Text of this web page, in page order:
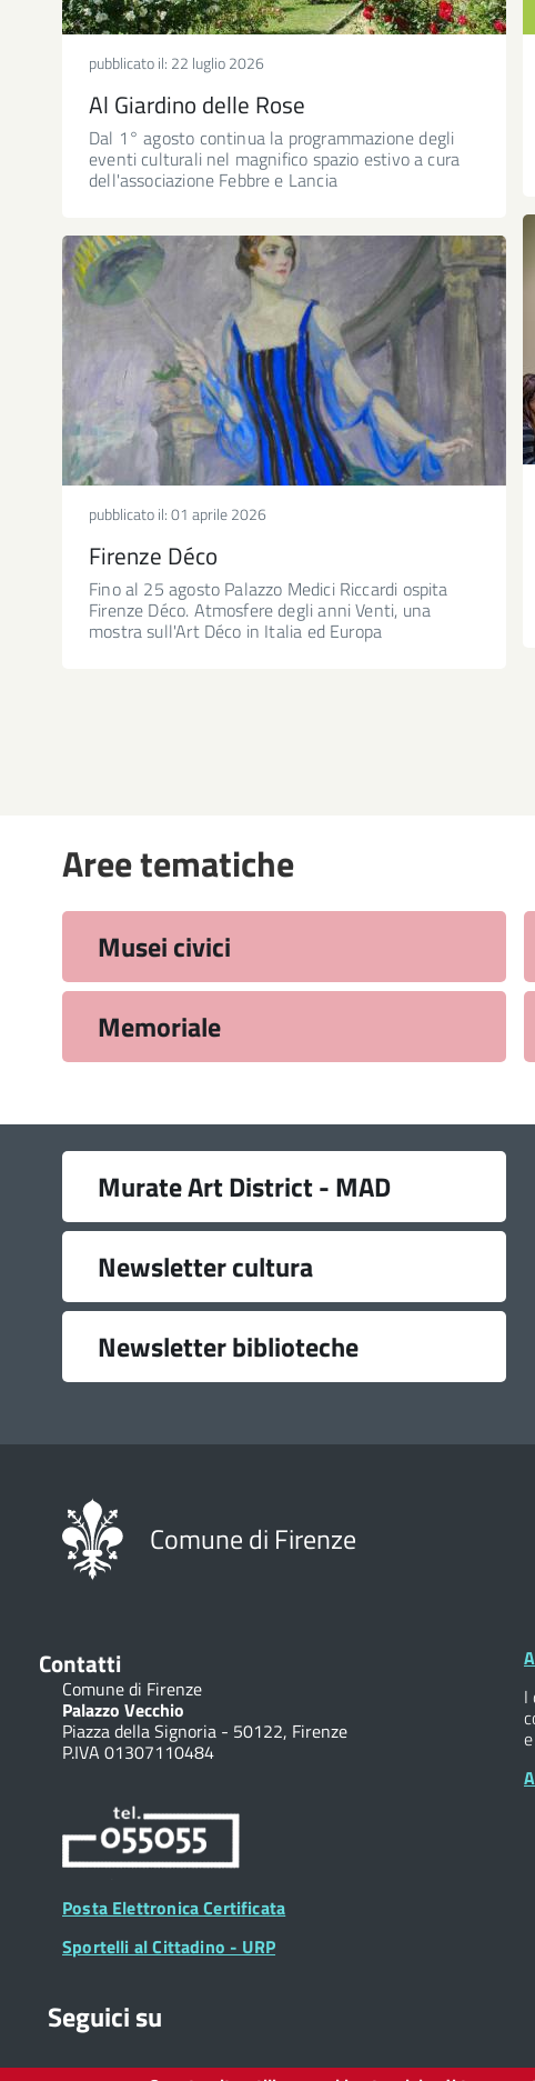
pubblicato il: 22 luglio 2026
Al Giardino delle Rose
Dal 1° agosto continua la programmazione degli
eventi culturali nel magnifico spazio estivo a cura
dell'associazione Febbre e Lancia
pubblicato il:01 aprile 2026
Firenze Déco
Fino al 25 agosto Palazzo Medici Riccardi ospita
Firenze Déco. Atmosfere degli anni Venti, una
mostra sull'Art Déco in Italia ed Europa
Aree tematiche
Musei civici
Memoriale
Link
utiliMurate Art District - MAD
Newsletter cultura
Newsletter biblioteche
Comune di Firenze
Contatti
Comune di Firenze
Palazzo Vecchio
Piazza della Signoria - 50122, Firenze
P.IVA 01307110484
Posta Elettronica Certificata
Sportelli al Cittadino - URP
I
Seguici su